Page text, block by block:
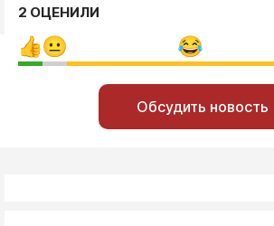
2 ОЦЕНИЛИ
Обсудить новость